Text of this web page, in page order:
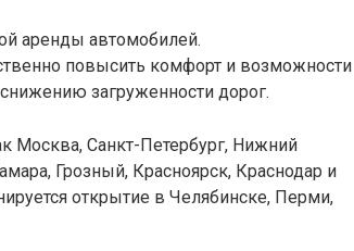
аренды автомобилей.
повысить комфорт и возможности
загруженности дорог.
Москва, Санкт-Петербург, Нижний
Грозный, Красноярск, Краснодар и
открытие в Челябинске, Перми,